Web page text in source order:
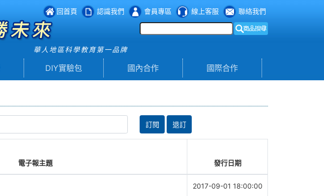
回首頁 認識我們 會員專區 線上客服 聯絡我們
華人地區科學教育第一品牌
DIY實驗包 國內合作 國際合作
訂閱 退訂
電子報主題 發行日期
2017-09-01 18:00:00